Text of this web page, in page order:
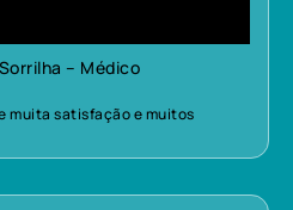
– Médico
muita satisfação e muitos